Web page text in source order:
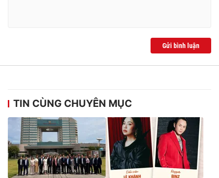
Gửi bình luận
TIN CÙNG CHUYÊN MỤC